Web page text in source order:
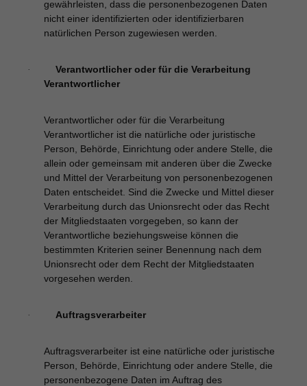
gewährleisten, dass die personenbezogenen Daten
nicht einer identifizierten oder identifizierbaren
natürlichen Person zugewiesen werden.
·
Verantwortlicher oder für die Verarbeitung
Verantwortlicher
Verantwortlicher oder für die Verarbeitung
Verantwortlicher ist die natürliche oder juristische
Person, Behörde, Einrichtung oder andere Stelle, die
allein oder gemeinsam mit anderen über die Zwecke
und Mittel der Verarbeitung von personenbezogenen
Daten entscheidet. Sind die Zwecke und Mittel dieser
Verarbeitung durch das Unionsrecht oder das Recht
der Mitgliedstaaten vorgegeben, so kann der
Verantwortliche beziehungsweise können die
bestimmten Kriterien seiner Benennung nach dem
Unionsrecht oder dem Recht der Mitgliedstaaten
vorgesehen werden.
· Auftragsverarbeiter
Auftragsverarbeiter ist eine natürliche oder juristische
Person, Behörde, Einrichtung oder andere Stelle, die
personenbezogene Daten im Auftrag des